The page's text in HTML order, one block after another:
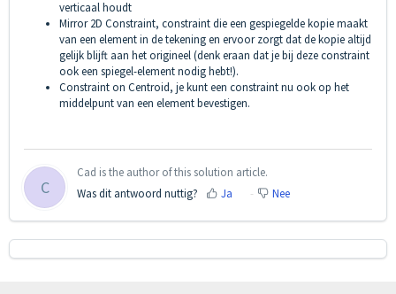
verticaal houdt
Mirror 2D Constraint, constraint die een gespiegelde kopie maakt
van een element in de tekening en ervoor zorgt dat de kopie altijd
gelijk blijft aan het origineel (denk eraan dat je bij deze constraint
ook een spiegel-element nodig hebt!).
Constraint on Centroid, je kunt een constraint nu ook op het
middelpunt van een element bevestigen.
C
Cad is the author of this solution article.
Was dit antwoord nuttig?
Ja Nee